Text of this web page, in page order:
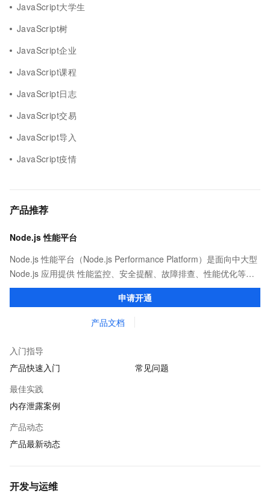
JavaScript大学生
JavaScript树
JavaScript企业
JavaScript课程
JavaScript日志
JavaScript交易
JavaScript导入
JavaScript疫情
产品推荐
Node.js 性能平台
Node.js 性能平台（Node.js Performance Platform）是面向中大型
Node.js 应用提供 性能监控、安全提醒、故障排查、性能优化等服
务的整体性解决方案。提供完善的工具链和服务，协助客户主动、
申请开通
产品文档
入门指导
产品快速入门
常见问题
最佳实践
内存泄露案例
产品动态
产品最新动态
开发与运维